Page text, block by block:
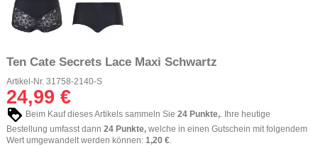
Ten Cate Secrets Lace Maxi Schwartz
Artikel-Nr. 31758-2140-S
24,99 €
Beim Kauf dieses Artikels sammeln Sie 24 Punkte,. Ihre heutige
Bestellung umfasst dann 24 Punkte, welche in einen Gutschein mit folgendem
Wert umgewandelt werden können: 1,20 €.